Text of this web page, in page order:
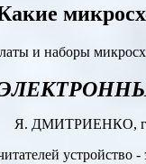
и наборы
Я. ДМИТРИЕНКО, г.
устройство